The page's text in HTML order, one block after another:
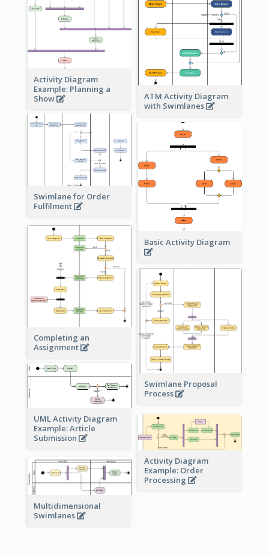
ATM Activity Diagram
with Swimlanes
Activity Diagram
Example: Planning a
Show
Swimlane for Order
Fulfilment
Basic Activity Diagram
Completing an
Assignment
Swimlane Proposal
Process
UML Activity Diagram
Example: Article
Submission
Activity Diagram
Example: Order
Processing
Multidimensional
Swimlanes